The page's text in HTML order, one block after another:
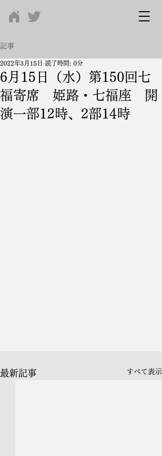
記事
6月15日（水）第150回七
福寄席 姫路・七福座 開
演一部12時、2部14時
2022年3月15日 読了時間: 0分
最新記事 すべて表示